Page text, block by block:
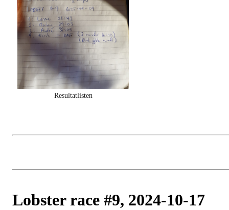
Resultatlisten
Lobster race #9, 2024-10-17